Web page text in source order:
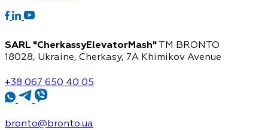
SARL "CherkassyElevatorMash" TM BRONTO
18028, Ukraine, Cherkasy, 7A Khimikov Avenue
+38 067 650 40 05
bronto@bronto.ua